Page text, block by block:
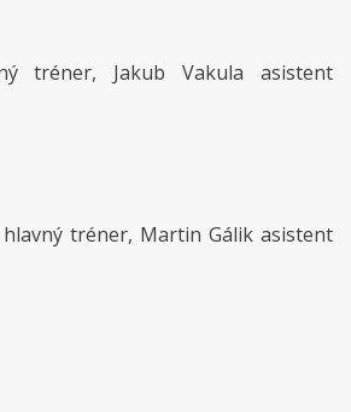
tréner, Jakub Vakula asistent
hlavný tréner, Martin Gálik asistent